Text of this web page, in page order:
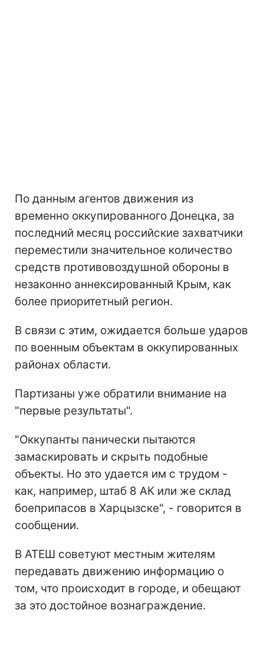
По данным агентов движения из
временно оккупированного Донецка, за
последний месяц российские захватчики
переместили значительное количество
средств противовоздушной обороны в
незаконно аннексированный Крым, как
более приоритетный регион.
В связи с этим, ожидается больше ударов
по военным объектам в оккупированных
районах области.
Партизаны уже обратили внимание на
"первые результаты".
"Оккупанты панически пытаются
замаскировать и скрыть подобные
объекты. Но это удается им с трудом -
как, например, штаб 8 АК или же склад
боеприпасов в Харцызске", - говорится в
сообщении.
В АТЕШ советуют местным жителям
передавать движению информацию о
том, что происходит в городе, и обещают
за это достойное вознаграждение.